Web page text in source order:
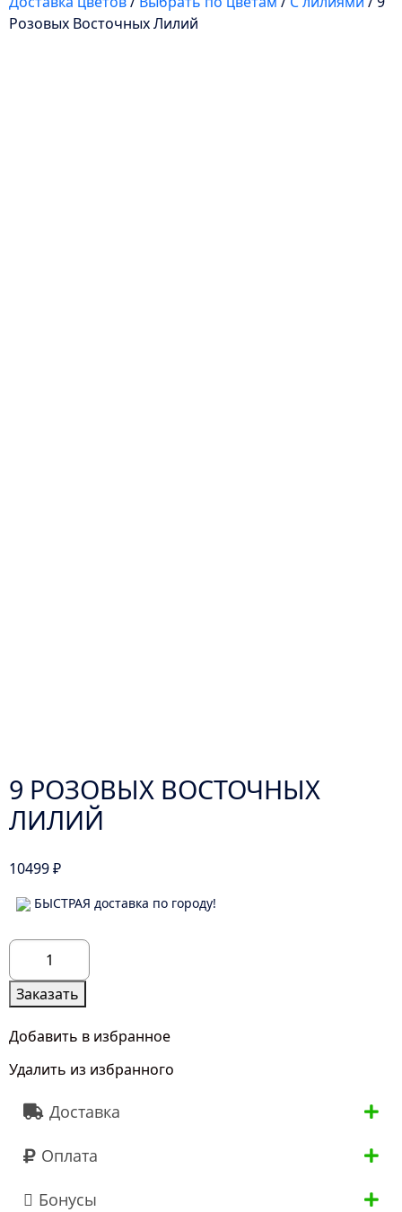
Розовых Восточных Лилий
9 РОЗОВЫХ ВОСТОЧНЫХ
ЛИЛИЙ
10499₽
БЫСТРАЯ доставка по городу!
Количество
товара
9
Розовых
Восточных
Заказать
Добавить в избранное
Удалить из избранного
Доставка
Оплата
Бонусы